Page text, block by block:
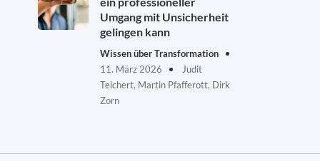
Umgang mit Unsicherheit
gelingen kann
Wissen über Transformation
11. März 2026
Judit
Teichert, Martin Pfafferott, Dirk
Zorn